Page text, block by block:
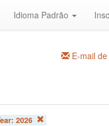
Idioma Padrão
E-mail
2026